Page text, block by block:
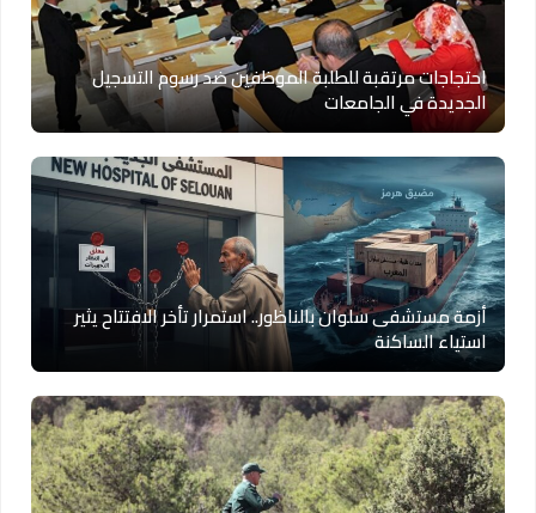
احتجاجات مرتقبة للطلبة الموظفين ضد رسوم التسجيل
الجديدة في الجامعات
أزمة مستشفى سلوان بالناظور.. استمرار تأخر الافتتاح يثير
استياء الساكنة